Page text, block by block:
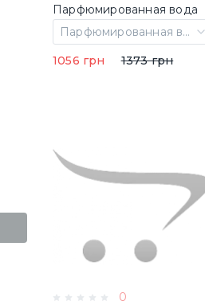
Парфюмированная вода
100 ml Lim.Ed.
Парфюмированная вода 100 ml Lim.Ed.
1056 грн
1373 грн
0